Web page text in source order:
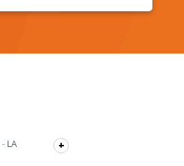
- LA
+